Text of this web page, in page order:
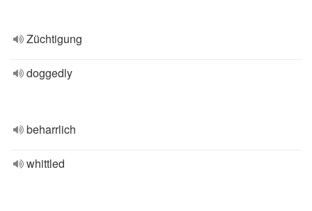
Züchtigung
doggedly
beharrlich
whittled